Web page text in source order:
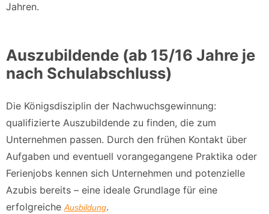
Jahren.
Auszubildende (ab 15/16 Jahre je
nach Schulabschluss)
Die Königsdisziplin der Nachwuchsgewinnung:
qualifizierte Auszubildende zu finden, die zum
Unternehmen passen. Durch den frühen Kontakt über
Aufgaben und eventuell vorangegangene Praktika oder
Ferienjobs kennen sich Unternehmen und potenzielle
Azubis bereits – eine ideale Grundlage für eine
erfolgreicheAusbildung.